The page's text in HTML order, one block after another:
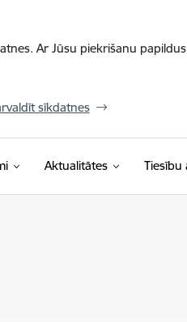
Ar Jūsu piekrišanu
sīkdatnes
Aktualitātes Tiesību